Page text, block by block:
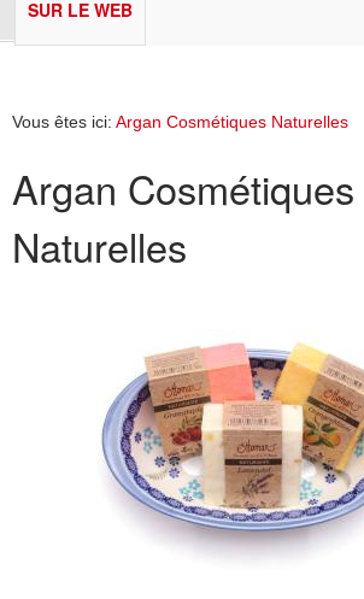
SUR LE WEB
Vous êtes ici: Argan Cosmétiques Naturelles
Argan Cosmétiques
Naturelles